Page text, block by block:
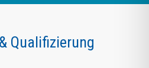
Qualifizierung